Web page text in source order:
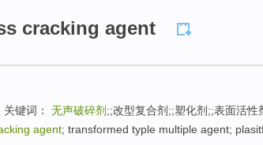
cracking agent
键词： 无声破碎剂 ;;改型复合剂;;塑化剂;;表面活
agent; transformed typle multiple agent;